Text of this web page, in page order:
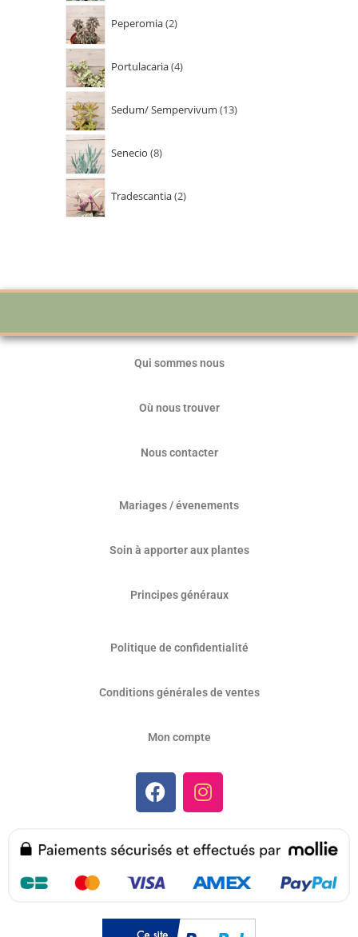
Peperomia 2
Portulacaria 4
Sedum/ Sempervivum 13
Senecio 8
Tradescantia 2
Qui sommes nous
Où nous trouver
Nous contacter
Mariages / évenements
Soin à apporter aux plantes
Principes généraux
Politique de confidentialité
Conditions générales de ventes
Mon compte